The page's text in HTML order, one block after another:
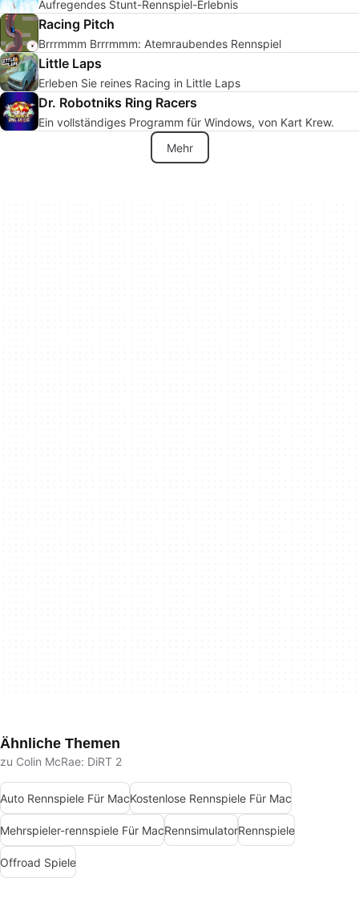
Aufregendes Stunt-Rennspiel-Erlebnis
Racing Pitch
Brrrmmm Brrrmmm: Atemraubendes Rennspiel
Little Laps
Erleben Sie reines Racing in Little Laps
Dr. Robotniks Ring Racers
Ein vollständiges Programm für Windows, von Kart Krew.
Mehr
Ähnliche Themen
zu Colin McRae: DiRT 2
Auto Rennspiele Für MacKostenlose Rennspiele Für Mac
Mehrspieler-rennspiele Für MacRennsimulatorRennspiele
Offroad Spiele